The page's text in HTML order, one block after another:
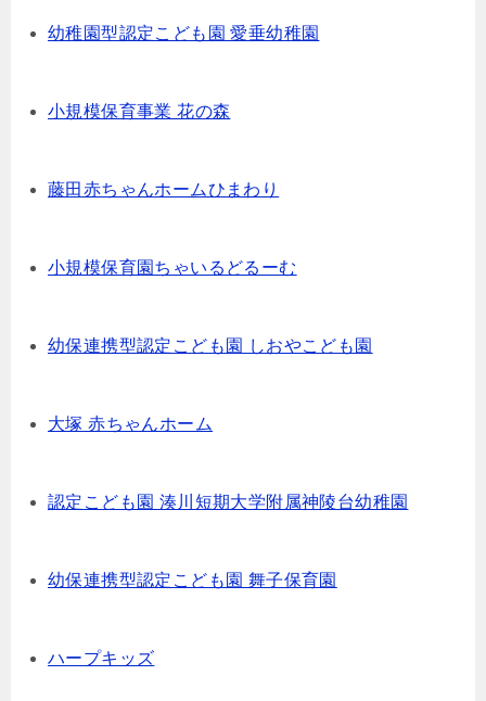
幼稚園型認定こども園 愛垂幼稚園
小規模保育事業 花の森
藤田赤ちゃんホームひまわり
小規模保育園ちゃいるどるーむ
幼保連携型認定こども園 しおやこども園
大塚 赤ちゃんホーム
認定こども園 湊川短期大学附属神陵台幼稚園
幼保連携型認定こども園 舞子保育園
ハープキッズ